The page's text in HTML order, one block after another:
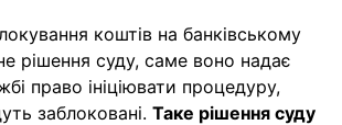
коштів на банківському
рішення суду, саме воно надає
право ініціювати процедуру,
заблоковані. Таке рішення суду